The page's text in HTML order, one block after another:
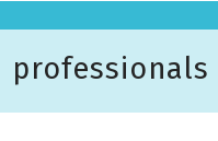
professionals